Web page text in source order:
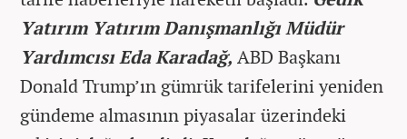
Yatırım Yatırım Danışmanlığı Müdür
Yardımcısı Eda Karadağ, ABD Başkanı
Donald Trump’ın gümrük tarifelerini yeniden
gündeme almasının piyasalar üzerindeki